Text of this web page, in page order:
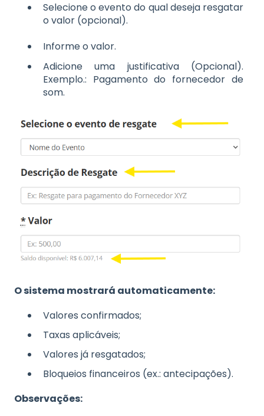
Selecione o evento do qual deseja resgatar
o valor (opcional).
Informe o valor.
Adicione uma justificativa (Opcional).
Exemplo.: Pagamento do fornecedor de
som.
O sistema mostrará automaticamente:
Valores confirmados;
Taxas aplicáveis;
Valores já resgatados;
Bloqueios financeiros (ex.: antecipações).
Observações: